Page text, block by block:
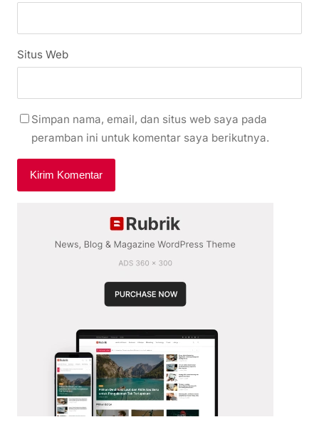
Situs Web
Simpan nama, email, dan situs web saya pada
peramban ini untuk komentar saya berikutnya.